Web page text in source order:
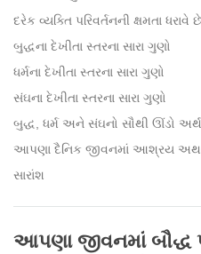
દરેક વ્યક્તિ પરિવર્તનની ક્ષમતા ધરાવે
બુદ્ધના દેખીતા સ્તરના સારા ગુણો
ધર્મના દેખીતા સ્તરના સારા ગુણો
સંઘના દેખીતા સ્તરના સારા ગુણો
બુદ્ધ, ધર્મ અને સંઘનો સૌથી ઊંડો અર્થ
આપણા દૈનિક જીવનમાં આશ્રય અથવા
સારાંશ
આપણા જીવનમાં બૌદ્ધ